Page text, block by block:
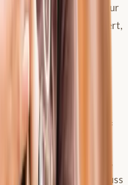
verursachen – zur
Podcastfolge produziert,
häufigste
erfahren.
die Nerven am Kopf
Anästhesie
achtet der Tierarzt auf
Anästhesie (die
sind danach weg,
gelegt werden – das muss